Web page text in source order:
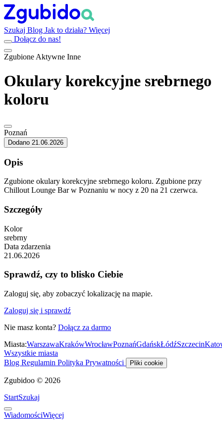
Szukaj Blog Jak to działa? Więcej
Dołącz do nas!
Zgubione Aktywne Inne
Okulary korekcyjne srebrnego
koloru
Poznań
Dodano 21.06.2026
Opis
Zgubione okulary korekcyjne srebrnego koloru. Zgubione przy
Chillout Lounge Bar w Poznaniu w nocy z 20 na 21 czerwca.
Szczegóły
Kolor
srebrny
Data zdarzenia
21.06.2026
Sprawdź, czy to blisko Ciebie
Zaloguj się, aby zobaczyć lokalizację na mapie.
Zaloguj się i sprawdź
Nie masz konta? Dołącz za darmo
Miasta:WarszawaKrakówWrocławPoznańGdańskŁódźSzczecin
Wszystkie miasta
Blog Regulamin Polityka Prywatności Pliki cookie
Zgubidoo © 2026
StartSzukaj
WiadomościWięcej